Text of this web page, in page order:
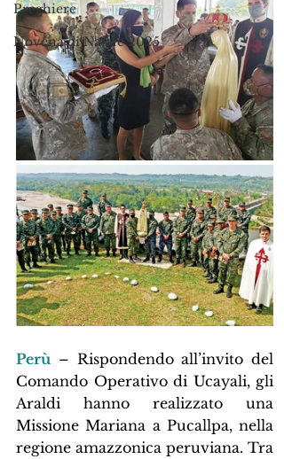
Preghiere
Novena di Natale 2025
Perù – Rispondendo all’invito del
Comando Operativo di Ucayali, gli
Araldi hanno realizzato una
Missione Mariana a Pucallpa, nella
regione amazzonica peruviana. Tra